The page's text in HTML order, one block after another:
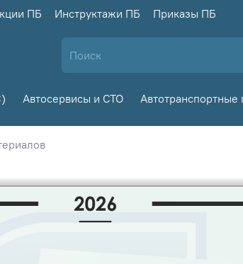
ПБ Инструктажи ПБ Приказы ПБ
Автосервисы и СТО